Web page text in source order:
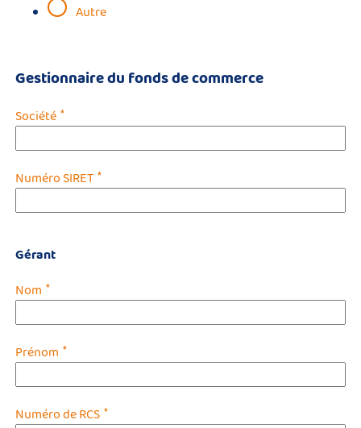
Autre
Gestionnaire du fonds de commerce
Société *
Numéro SIRET *
Gérant
Nom *
Prénom *
Numéro de RCS *